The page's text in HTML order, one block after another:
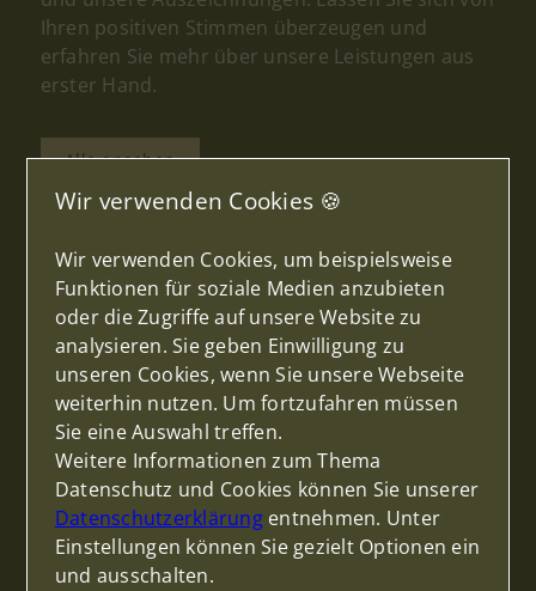
Ihren positiven Stimmen überzeugen und
erfahren Sie mehr über unsere Leistungen aus
erster Hand.
Alle ansehen
MERIC KILIC
Wir freuen uns sehr über die
positiven Kundenstimmen. Es ist
eine Auszeichnung unserer Arbeit
und gibt Ihnen einen kleinen Einblick
inn unserere vertrauensvolle Arbeit.
Wir verwenden Cookies 🍪
Wir verwenden Cookies, um beispielsweise
Funktionen für soziale Medien anzubieten
oder die Zugriffe auf unsere Website zu
analysieren. Sie geben Einwilligung zu
unseren Cookies, wenn Sie unsere Webseite
weiterhin nutzen. Um fortzufahren müssen
Sie eine Auswahl treffen.
Weitere Informationen zum Thema
Datenschutz und Cookies können Sie unserer
Datenschutzerklärungentnehmen. Unter
Einstellungen können Sie gezielt Optionen ein
und ausschalten.